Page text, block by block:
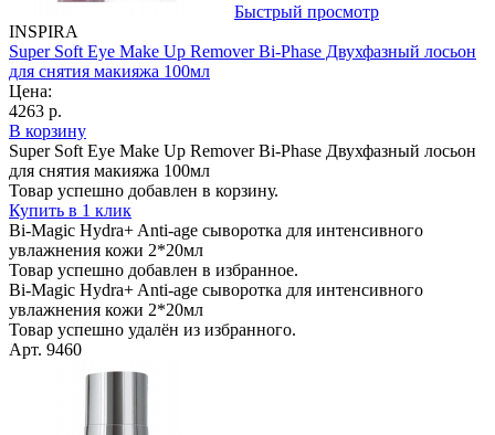
Быстрый просмотр
INSPIRA
Super Soft Eye Make Up Remover Bi-Phase Двухфазный лосьон
для снятия макияжа 100мл
Цена:
4263 р.
В корзину
Super Soft Eye Make Up Remover Bi-Phase Двухфазный лосьон
для снятия макияжа 100мл
Товар успешно добавлен в корзину.
Купить в 1 клик
Bi-Magic Hydra+ Anti-age сыворотка для интенсивного
увлажнения кожи 2*20мл
Товар успешно добавлен в избранное.
Bi-Magic Hydra+ Anti-age сыворотка для интенсивного
увлажнения кожи 2*20мл
Товар успешно удалён из избранного.
Арт. 9460